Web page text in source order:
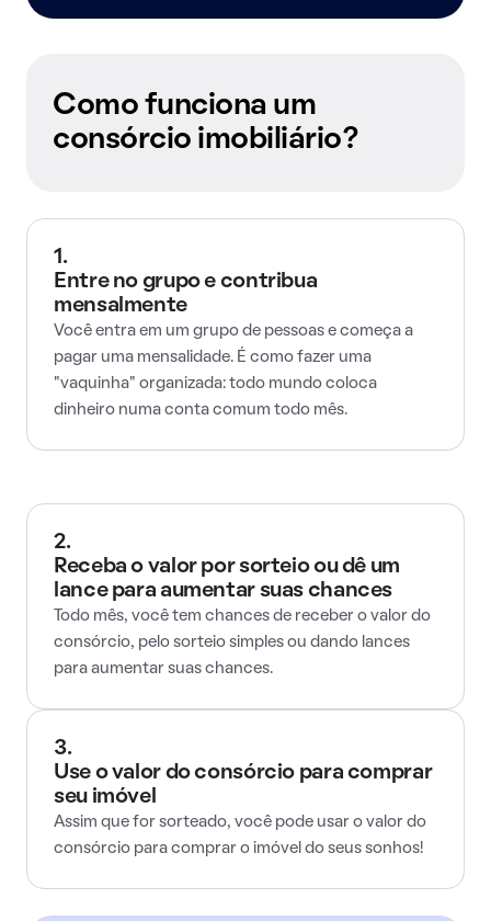
Como funciona um
consórcio imobiliário?
1.
Entre no grupo e contribua
mensalmente
Você entra em um grupo de pessoas e começa a
pagar uma mensalidade. É como fazer uma
"vaquinha" organizada: todo mundo coloca
dinheiro numa conta comum todo mês.
2.
Receba o valor por sorteio ou dê um
lance para aumentar suas chances
Todo mês, você tem chances de receber o valor do
consórcio, pelo sorteio simples ou dando lances
para aumentar suas chances.
3.
Use o valor do consórcio para comprar
seu imóvel
Assim que for sorteado, você pode usar o valor do
consórcio para comprar o imóvel do seus sonhos!